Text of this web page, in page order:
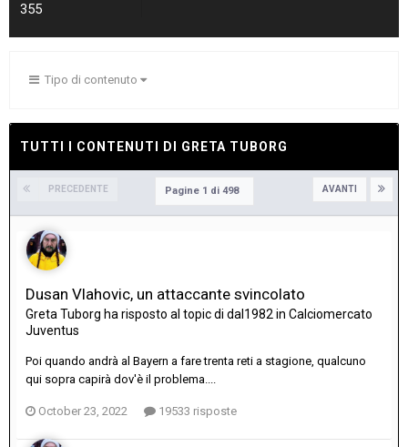
355
Tipo di contenuto
TUTTI I CONTENUTI DI GRETA TUBORG
PRECEDENTE AVANTI
Pagine 1 di 498
Dusan Vlahovic, un attaccante svincolato
Greta Tuborg ha risposto al topic di dal1982 in Calciomercato
Juventus
Poi quando andrà al Bayern a fare trenta reti a stagione, qualcuno
qui sopra capirà dov'è il problema....
October 23, 2022 19533 risposte